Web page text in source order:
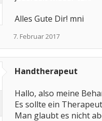
Alles Gute Dir! mni
7. Februar 2017
Handtherapeut
Hallo, also meine
Es sollte ein
Man glaubt es nicht